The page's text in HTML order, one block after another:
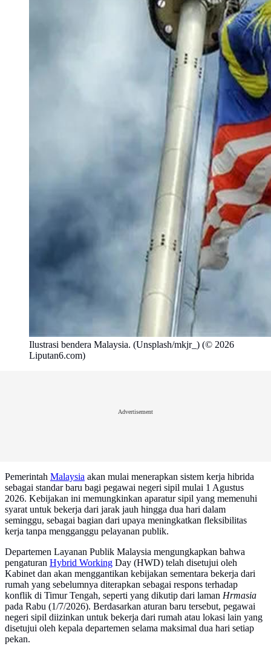
Ilustrasi bendera Malaysia. (Unsplash/mkjr_) (© 2026
Liputan6.com)
Advertisement
Pemerintah Malaysia akan mulai menerapkan sistem kerja hibrida
sebagai standar baru bagi pegawai negeri sipil mulai 1 Agustus
2026. Kebijakan ini memungkinkan aparatur sipil yang memenuhi
syarat untuk bekerja dari jarak jauh hingga dua hari dalam
seminggu, sebagai bagian dari upaya meningkatkan fleksibilitas
kerja tanpa mengganggu pelayanan publik.
Departemen Layanan Publik Malaysia mengungkapkan bahwa
pengaturan Hybrid Working Day (HWD) telah disetujui oleh
Kabinet dan akan menggantikan kebijakan sementara bekerja dari
rumah yang sebelumnya diterapkan sebagai respons terhadap
konflik di Timur Tengah, seperti yang dikutip dari laman Hrmasia
pada Rabu (1/7/2026). Berdasarkan aturan baru tersebut, pegawai
negeri sipil diizinkan untuk bekerja dari rumah atau lokasi lain yang
disetujui oleh kepala departemen selama maksimal dua hari setiap
pekan.